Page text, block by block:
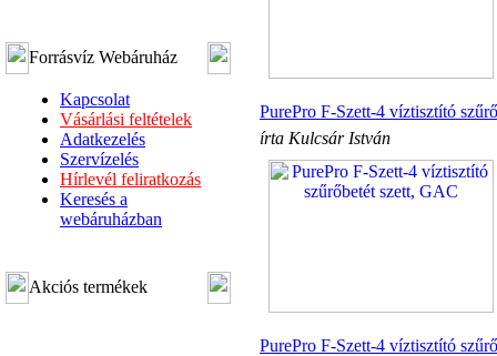
Forrásvíz Webáruház
Kapcsolat
Vásárlási feltételek
Adatkezelés
Szervízelés
Hírlevél feliratkozás
Keresés a
webáruházban
Akciós termékek
PurePro F-Szett-4 víztisztító
írta Kulcsár István
PurePro F-Szett-4 víztisztító